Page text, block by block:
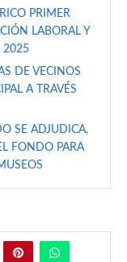
PRIMER
LABORAL Y
2025
DE VECINOS
A TRAVÉS
SE ADJUDICA,
FONDO PARA